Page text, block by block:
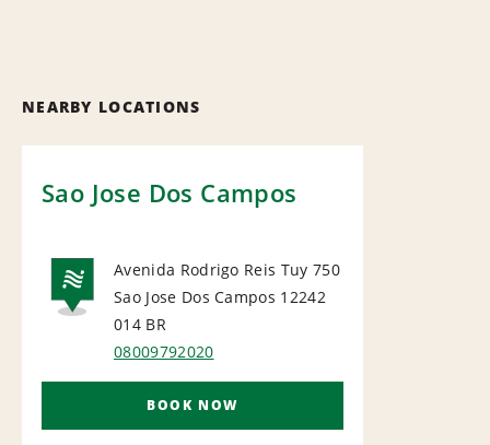
NEARBY LOCATIONS
Sao Jose Dos Campos
NATIONAL
Avenida Rodrigo Reis Tuy 750
Sao Jose Dos Campos 12242
014 BR
08009792020
BOOK NOW